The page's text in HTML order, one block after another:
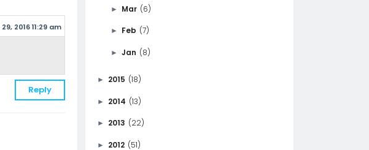
2016 11:29 am
Reply
► Mar (6)
► Feb (7)
► Jan (8)
► 2015 (18)
► 2014 (13)
► 2013 (22)
► 2012 (51)